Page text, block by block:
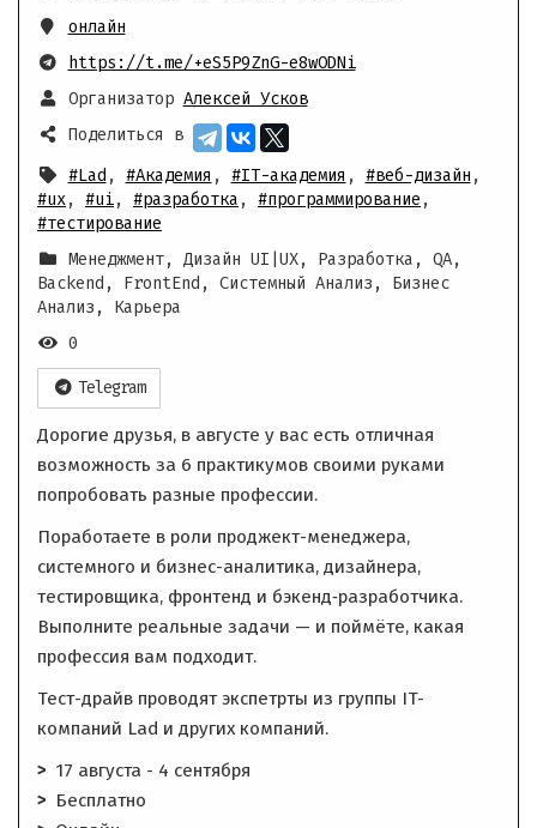
онлайн
https://t.me/+eS5P9ZnG-e8wODNi
Организатор Алексей Усков
Поделиться в
#Lad , #Академия , #IT-академия , #веб-дизайн ,
#ux, #ui, #разработка , #программирование ,
#тестирование
Менеджмент, Дизайн UI|UX, Разработка, QA,
Backend, FrontEnd, Системный Анализ, Бизнес
Анализ, Карьера
0
Telegram
Дорогие друзья, в августе у вас есть отличная
возможность за 6 практикумов своими руками
попробовать разные профессии.
Поработаете в роли проджект-менеджера,
системного и бизнес-аналитика, дизайнера,
тестировщика, фронтенд и бэкенд‑разработчика.
Выполните реальные задачи — и поймёте, какая
профессия вам подходит.
Тест-драйв проводят экспетрты из группы IT-
компаний Lad и других компаний.
17 августа - 4 сентября
Бесплатно